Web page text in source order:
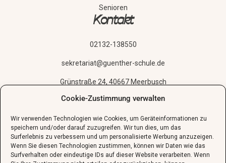
Cookie-Zustimmung verwalten
Wir verwenden Technologien wie Cookies, um Geräteinformationen zu
speichern und/oder darauf zuzugreifen. Wir tun dies, um das
Surferlebnis zu verbessern und um personalisierte Werbung anzuzeigen.
Wenn Sie diesen Technologien zustimmen, können wir Daten wie das
Surfverhalten oder eindeutige IDs auf dieser Website verarbeiten. Wenn
Senioren
Kontakt
02132-138550
sekretariat@guenther-schule.de
Grünstraße 24, 40667 Meerbusch
Schnupperstunde vereinbaren